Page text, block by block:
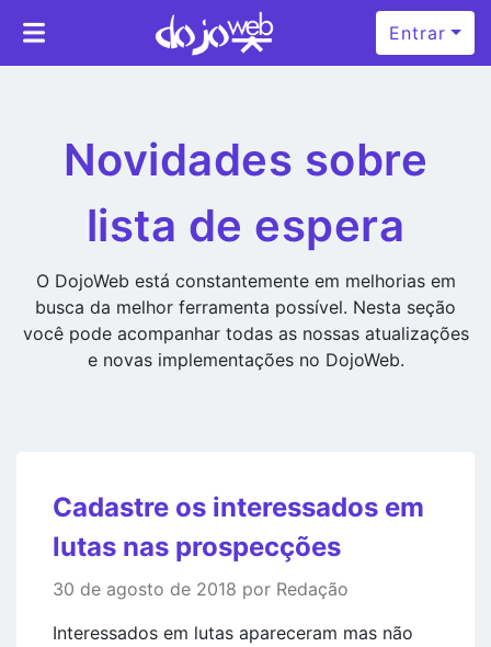
Entrar
Novidades sobre
lista de espera
O DojoWeb está constantemente em melhorias em
busca da melhor ferramenta possível. Nesta seção
você pode acompanhar todas as nossas atualizações
e novas implementações no DojoWeb.
Cadastre os interessados em
lutas nas prospecções
30 de agosto de 2018 por Redação
Interessados em lutas apareceram mas não